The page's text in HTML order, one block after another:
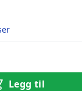
Legg til